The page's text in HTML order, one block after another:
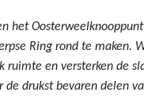
het
Ring rond te maken.
en versterken de
de drukst bevaren delen